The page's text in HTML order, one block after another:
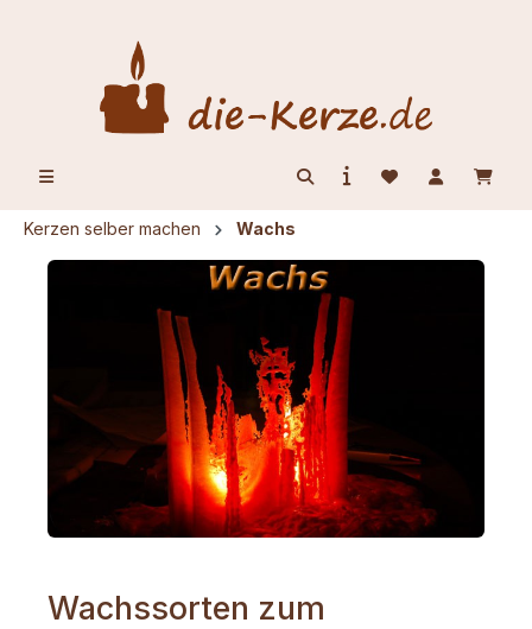
Kerzen selber machen Wachs
Wachssorten zum